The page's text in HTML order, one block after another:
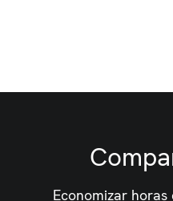
Economizar